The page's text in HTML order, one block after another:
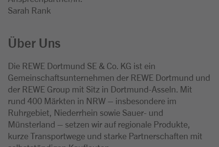
Sarah Rank
Über Uns
Die REWE Dortmund SE & Co. KG ist ein
Gemeinschaftsunternehmen der REWE Dortmund und
der REWE Group mit Sitz in Dortmund-Asseln. Mit
rund 400 Märkten in NRW – insbesondere im
Ruhrgebiet, Niederrhein sowie Sauer- und
Münsterland – setzen wir auf regionale Produkte,
kurze Transportwege und starke Partnerschaften mit